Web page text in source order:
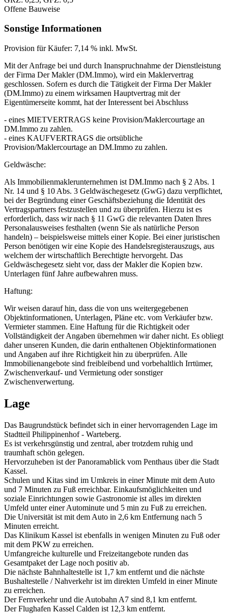
Offene Bauweise
Sonstige Informationen
Provision für Käufer: 7,14 % inkl. MwSt.
Mit der Anfrage bei und durch Inanspruchnahme der Dienstleistung
der Firma Der Makler (DM.Immo), wird ein Maklervertrag
geschlossen. Sofern es durch die Tätigkeit der Firma Der Makler
(DM.Immo) zu einem wirksamen Hauptvertrag mit der
Eigentümerseite kommt, hat der Interessent bei Abschluss
- eines MIETVERTRAGS keine Provision/Maklercourtage an
DM.Immo zu zahlen.
- eines KAUFVERTRAGS die ortsübliche
Provision/Maklercourtage an DM.Immo zu zahlen.
Geldwäsche:
Als Immobilienmaklerunternehmen ist DM.Immo nach § 2 Abs. 1
Nr. 14 und § 10 Abs. 3 Geldwäschegesetz (GwG) dazu verpflichtet,
bei der Begründung einer Geschäftsbeziehung die Identität des
Vertragspartners festzustellen und zu überprüfen. Hierzu ist es
erforderlich, dass wir nach § 11 GwG die relevanten Daten Ihres
Personalausweises festhalten (wenn Sie als natürliche Person
handeln) – beispielsweise mittels einer Kopie. Bei einer juristischen
Person benötigen wir eine Kopie des Handelsregisterauszugs, aus
welchem der wirtschaftlich Berechtigte hervorgeht. Das
Geldwäschegesetz sieht vor, dass der Makler die Kopien bzw.
Unterlagen fünf Jahre aufbewahren muss.
Haftung:
Wir weisen darauf hin, dass die von uns weitergegebenen
Objektinformationen, Unterlagen, Pläne etc. vom Verkäufer bzw.
Vermieter stammen. Eine Haftung für die Richtigkeit oder
Vollständigkeit der Angaben übernehmen wir daher nicht. Es obliegt
daher unseren Kunden, die darin enthaltenen Objektinformationen
und Angaben auf ihre Richtigkeit hin zu überprüfen. Alle
Immobilienangebote sind freibleibend und vorbehaltlich Irrtümer,
Zwischenverkauf- und Vermietung oder sonstiger
Zwischenverwertung.
Lage
Das Baugrundstück befindet sich in einer hervorragenden Lage im
Stadtteil Philippinenhof - Warteberg.
Es ist verkehrsgünstig und zentral, aber trotzdem ruhig und
traumhaft schön gelegen.
Hervorzuheben ist der Panoramablick vom Penthaus über die Stadt
Kassel.
Schulen und Kitas sind im Umkreis in einer Minute mit dem Auto
und 7 Minuten zu Fuß erreichbar. Einkaufsmöglichkeiten und
soziale Einrichtungen sowie Gastronomie ist alles im direkten
Umfeld unter einer Autominute und 5 min zu Fuß zu erreichen.
Die Universität ist mit dem Auto in 2,6 km Entfernung nach 5
Minuten erreicht.
Das Klinikum Kassel ist ebenfalls in wenigen Minuten zu Fuß oder
mit dem PKW zu erreichen.
Umfangreiche kulturelle und Freizeitangebote runden das
Gesamtpaket der Lage noch positiv ab.
Die nächste Bahnhaltestelle ist 1,7 km entfernt und die nächste
Bushaltestelle / Nahverkehr ist im direkten Umfeld in einer Minute
zu erreichen.
Der Fernverkehr und die Autobahn A7 sind 8,1 km entfernt.
Der Flughafen Kassel Calden ist 12,3 km entfernt.